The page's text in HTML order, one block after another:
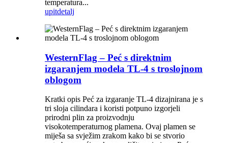
temperatura...
upitdetalj
WesternFlag – Peć s direktnim
izgaranjem modela TL-4 s troslojnom
oblogom
Kratki opis Peć za izgaranje TL-4 dizajnirana je s
tri sloja cilindara i koristi potpuno izgorjeli
prirodni plin za proizvodnju
visokotemperaturnog plamena. Ovaj plamen se
miješa sa svježim zrakom kako bi se stvorio